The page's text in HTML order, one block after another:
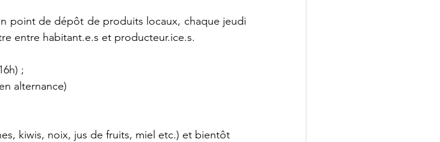
point de dépôt de produits locaux, chaque jeudi
entre habitant.e.s et producteur.ice.s.
;
alternance)
kiwis, noix, jus de fruits, miel etc.) et bientôt